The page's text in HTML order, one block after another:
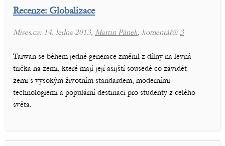
Recenze: Globalizace
Mises.cz: 14. ledna 2013, Martin Pánek, komentářů: 3
Taiwan se během jedné generace změnil z dílny na levná
trička na zemi, které mají její asijští sousedé co závidět –
zemi s vysokým životním standardem, moderními
technologiemi a populární destinaci pro studenty z celého
světa.